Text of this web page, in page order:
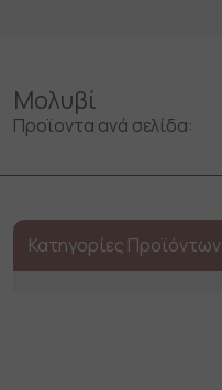
Mολυβί
Προϊοντα ανά σελίδα:
Κατηγορίες Προϊόντων